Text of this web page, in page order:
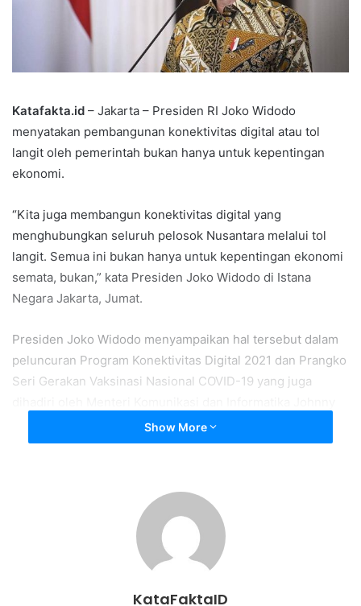
Katafakta.id – Jakarta – Presiden RI Joko Widodo
menyatakan pembangunan konektivitas digital atau tol
langit oleh pemerintah bukan hanya untuk kepentingan
ekonomi.
“Kita juga membangun konektivitas digital yang
menghubungkan seluruh pelosok Nusantara melalui tol
langit. Semua ini bukan hanya untuk kepentingan ekonomi
semata, bukan,” kata Presiden Joko Widodo di Istana
Negara Jakarta, Jumat.
Presiden Joko Widodo menyampaikan hal tersebut dalam
peluncuran Program Konektivitas Digital 2021 dan Prangko
Seri Gerakan Vaksinasi Nasional COVID-19 yang juga
G. Plate, Menteri Sekretaris Negara Pratikno dan pejabat
terkait lainnya.
pemerintah telah bekerja keras membangun konektivitas
“Melalui pembangunan tol laut, jaringan rel kereta api,
Show More
KataFaktaID